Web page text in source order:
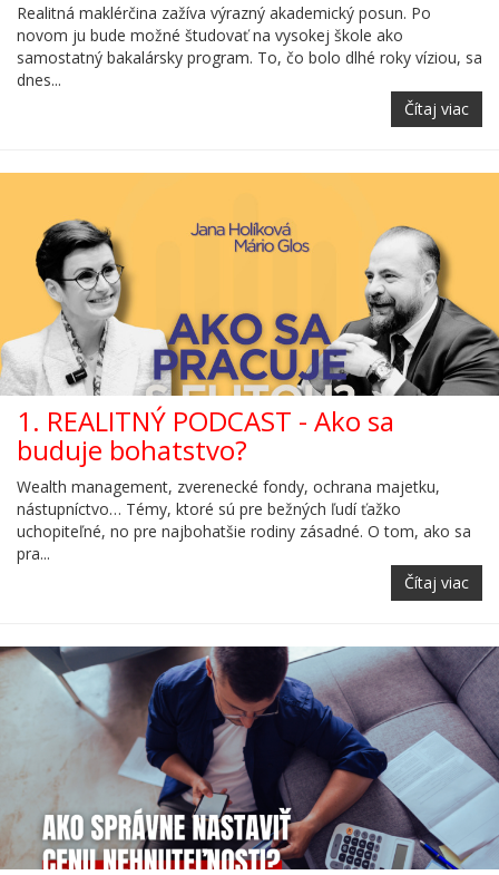
Realitná maklérčina zažíva výrazný akademický posun. Po
novom ju bude možné študovať na vysokej škole ako
samostatný bakalársky program. To, čo bolo dlhé roky víziou, sa
dnes...
Čítaj viac
1. REALITNÝ PODCAST - Ako sa
buduje bohatstvo?
Wealth management, zverenecké fondy, ochrana majetku,
nástupníctvo… Témy, ktoré sú pre bežných ľudí ťažko
uchopiteľné, no pre najbohatšie rodiny zásadné. O tom, ako sa
pra...
Čítaj viac